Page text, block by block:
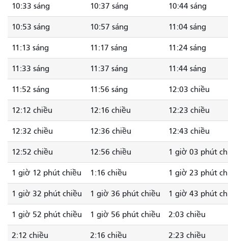
10:33 sáng 10:37 sáng 10:44 sáng
10:53 sáng 10:57 sáng 11:04 sáng
11:13 sáng 11:17 sáng 11:24 sáng
11:33 sáng 11:37 sáng 11:44 sáng
11:52 sáng 11:56 sáng 12:03 chiều
12:12 chiều 12:16 chiều 12:23 chiều
12:32 chiều 12:36 chiều 12:43 chiều
12:52 chiều 12:56 chiều 1 giờ 03 phút
1 giờ 12 phút chiều 1:16 chiều 1 giờ 23 phút
1 giờ 32 phút chiều 1 giờ 36 phút chiều 1 giờ 43 phút
1 giờ 52 phút chiều 1 giờ 56 phút chiều 2:03 chiều
2:12 chiều 2:16 chiều 2:23 chiều